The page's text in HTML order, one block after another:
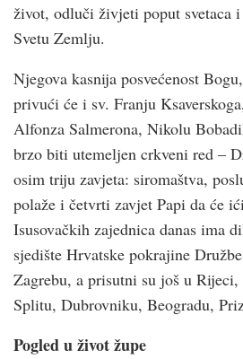
život, odluči živjeti poput svetaca
Svetu Zemlju.
Njegova kasnija posvećenost
privući će i sv. Franju
Alfonza Salmerona, Nikolu
brzo biti utemeljen crkveni red –
osim triju zavjeta: siromaštva,
polaže i četvrti zavjet Papi da će
Isusovačkih zajednica danas ima
sjedište Hrvatske pokrajine
Zagrebu, a prisutni su još u
Splitu, Dubrovniku, Beogradu,
Pogled u život župe